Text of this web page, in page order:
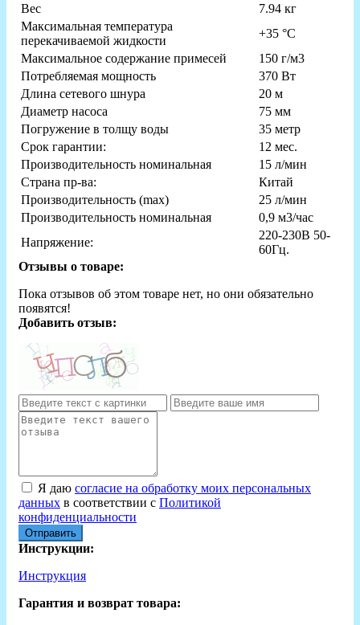
Вес
7.94 кг
Максимальная температура
перекачиваемой жидкости
+35 °С
Максимальное содержание примесей
150 г/м3
Потребляемая мощность
370 Вт
Длина сетевого шнура
20 м
Диаметр насоса
75 мм
Погружение в толщу воды
35 метр
Срок гарантии:
12 мес.
Производительность номинальная
15 л/мин
Страна пр-ва:
Китай
Производительность (max)
25 л/мин
Производительность номинальная
0,9 м3/час
Напряжение:
220-230В 50-
60Гц.
Отзывы о товаре:
Пока отзывов об этом товаре нет, но они обязательно
появятся!
Добавить отзыв:
Я даю согласие на обработку моих персональных
данных в соответствии с Политикой
конфиденциальности
Отправить
Инструкции:
Инструкция
Гарантия и возврат товара: